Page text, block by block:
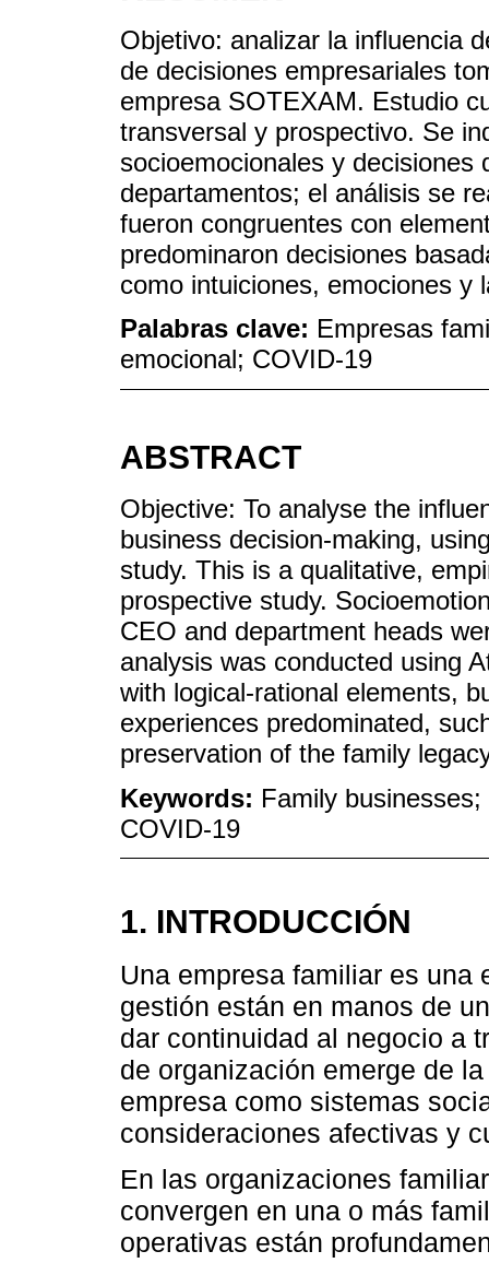
Objetivo: analizar la influencia
de decisiones empresariales
empresa SOTEXAM. Estudio
transversal y prospectivo. Se
socioemocionales y decisiones
departamentos; el análisis se
fueron congruentes con
predominaron decisiones
como intuiciones, emociones y
Palabras clave: Empresas
emocional; COVID-19
ABSTRACT
Objective: To analyse the
business decision-making,
study. This is a qualitative,
prospective study.
CEO and department heads
analysis was conducted using
with logical-rational elements,
experiences predominated,
preservation of the family
Keywords: Family
COVID-19
1. INTRODUCCIÓN
Una empresa familiar es una
gestión están en manos de
dar continuidad al negocio a
de organización emerge de
empresa como sistemas
consideraciones afectivas y
En las organizaciones
convergen en una o más
operativas están